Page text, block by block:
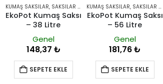
KUMAŞ SAKSILAR, SAKSILAR VE YETIŞTIRME SISTEMLERI
EkoPot Kumaş Saksı
– 38 Litre
Genel
148,37 ₺
SEPETE EKLE
KUMAŞ SAKSILAR, SAKSILAR VE YETIŞTIRME SISTEMLERI
EkoPot Kumaş Saksı
– 56 Litre
Genel
181,76₺
SEPETE EKLE